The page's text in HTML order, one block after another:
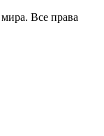
Все права